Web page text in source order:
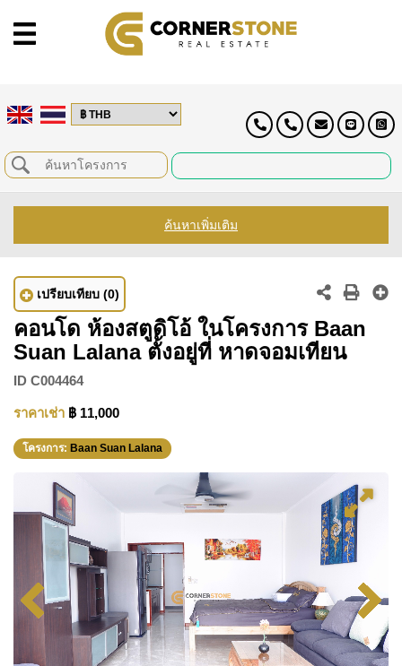
ค้นหาเพิ่มเติม
เปรียบเทียบ (0)
คอนโด ห้องสตูดิโอ้ ในโครงการ Baan
Suan Lalana ตั้งอยู่ที่ หาดจอมเทียน
ID C004464
ราคาเช่า ฿ 11,000
โครงการ: Baan Suan Lalana